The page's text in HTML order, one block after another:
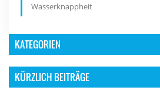
Wasserknappheit
KATEGORIEN
KÜRZLICH BEITRÄGE